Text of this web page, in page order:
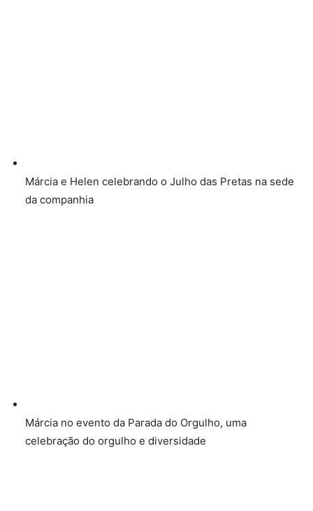
Márcia e Helen celebrando o Julho das Pretas na sede
da companhia
Márcia no evento da Parada do Orgulho, uma
celebração do orgulho e diversidade